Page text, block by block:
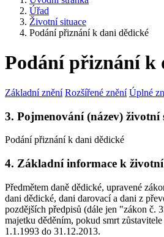
Úřad
Životní situace
Podání přiznání k dani dědické
Podání přiznání k
Základní znění Rozšířené znění Úplné
3. Pojmenování (název) životní
Podání přiznání k dani dědické
4. Základní informace k
Předmětem daně dědické, upravené
dani dědické, dani darovací a dani z
pozdějších předpisů (dále jen "zákon č.
majetku děděním, pokud smrt
1.1.1993 do 31.12.2013.